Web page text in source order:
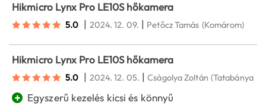
Hikmicro Lynx Pro LE10S hőkamera
5.0 | 2024. 12. 09. | Petőcz Tamás (Komárom)
Hikmicro Lynx Pro LE10S hőkamera
5.0 | 2024. 12. 05. |Cságolya Zoltán (Tatabánya)
+ Egyszerű kezelés kicsi és könnyű